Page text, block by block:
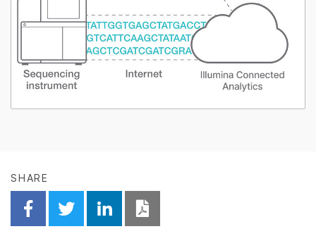
SHARE
Share on Facebook
Share on Twitter
Share on Linkedin
Download PDF